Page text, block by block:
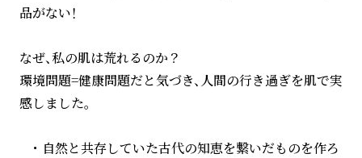
品がない！
なぜ、私の肌は荒れるのか？
環境問題=健康問題だと気づき、人間の行き過ぎを肌で実
感しました。
・ 自然と共存していた古代の知恵を繋いだものを作ろ